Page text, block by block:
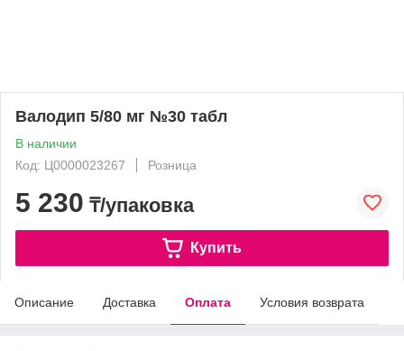
Валодип 5/80 мг №30 табл
В наличии
Код: Ц0000023267
Розница
5 230 ₸/упаковка
Купить
Описание Доставка Оплата Условия возврата